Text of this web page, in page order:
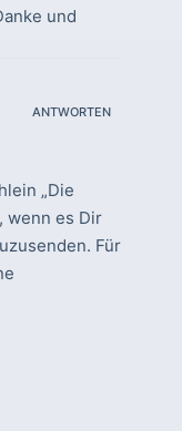
und
ANTWORTEN
„Die
wenn es Dir
Für